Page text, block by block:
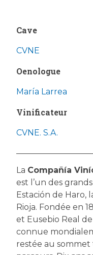
Cave
CVNE
Oenologue
María Larrea
Vinificateur
CVNE. S.A.
La Compañía
est l’un des
Estación de Haro,
Rioja. Fondée en
et Eusebio Real
connue
restée au